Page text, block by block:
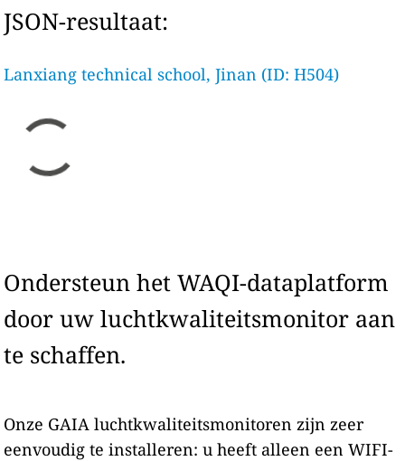
JSON-resultaat:
Lanxiang technical school, Jinan (ID: H504)
Ondersteun het WAQI-dataplatform
door uw luchtkwaliteitsmonitor aan
te schaffen.
Onze GAIA luchtkwaliteitsmonitoren zijn zeer
eenvoudig te installeren: u heeft alleen een WIFI-